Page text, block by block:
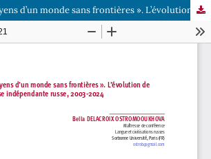
« Élever des citoyens d’un monde sans frontières ». L’évolution de l’édition jeunesse indépendante russe, 2003-2024